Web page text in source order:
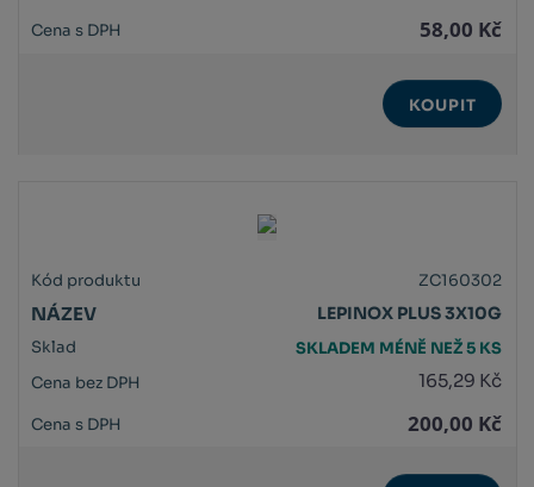
58,00 Kč
KOUPIT
ZC160302
LEPINOX PLUS 3X10G
SKLADEM MÉNĚ NEŽ 5 KS
165,29 Kč
200,00 Kč